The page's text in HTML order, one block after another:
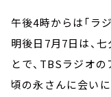
午後4時からは「ラ
明後日7月7日は、
とで、TBSラジオ
頃の永さんに会いに